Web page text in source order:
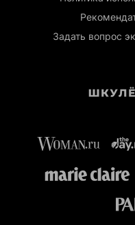
Задать вопрос